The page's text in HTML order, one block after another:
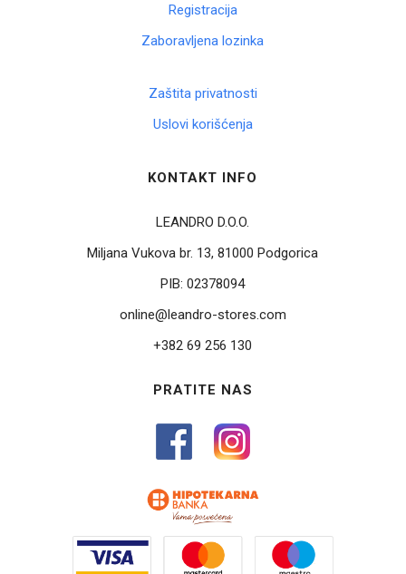
Registracija
Zaboravljena lozinka
Zaštita privatnosti
Uslovi korišćenja
KONTAKT INFO
LEANDRO D.O.O.
Miljana Vukova br. 13, 81000 Podgorica
PIB:02378094
online@leandro-stores.com
+382 69 256 130
PRATITE NAS